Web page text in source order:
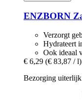
ENZBORN
Verzorgt
Hydrateert
Ook ideaal
€ 6,29 (€ 83,87 / l)
Bezorging